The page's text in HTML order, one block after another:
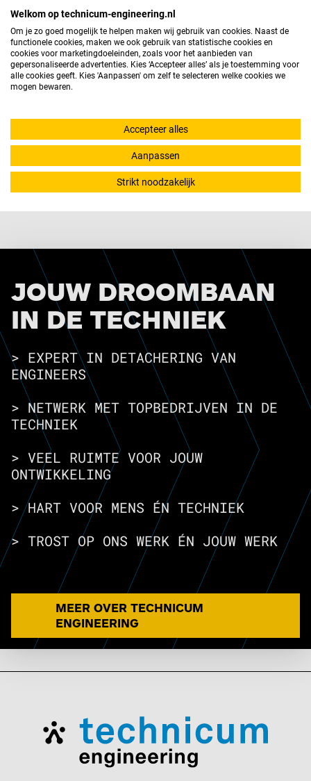
De voordelen van werken in de energiesector
LEES MEER
JOUW DROOMBAAN
IN DE TECHNIEK
> EXPERT IN DETACHERING VAN
ENGINEERS
> NETWERK MET TOPBEDRIJVEN IN DE
TECHNIEK
> VEEL RUIMTE VOOR JOUW
ONTWIKKELING
> HART VOOR MENS ÉN TECHNIEK
MEER OVER TECHNICUM
ENGINEERING
Welkom op technicum-engineering.nl
Om je zo goed mogelijk te helpen maken wij gebruik van cookies. Naast de
functionele cookies, maken we ook gebruik van statistische cookies en
cookies voor marketingdoeleinden, zoals voor het aanbieden van
gepersonaliseerde advertenties. Kies ‘Accepteer alles’ als je toestemming voor
alle cookies geeft. Kies 'Aanpassen' om zelf te selecteren welke cookies we
mogen bewaren.
Accepteer alles
Aanpassen
Strikt noodzakelijk